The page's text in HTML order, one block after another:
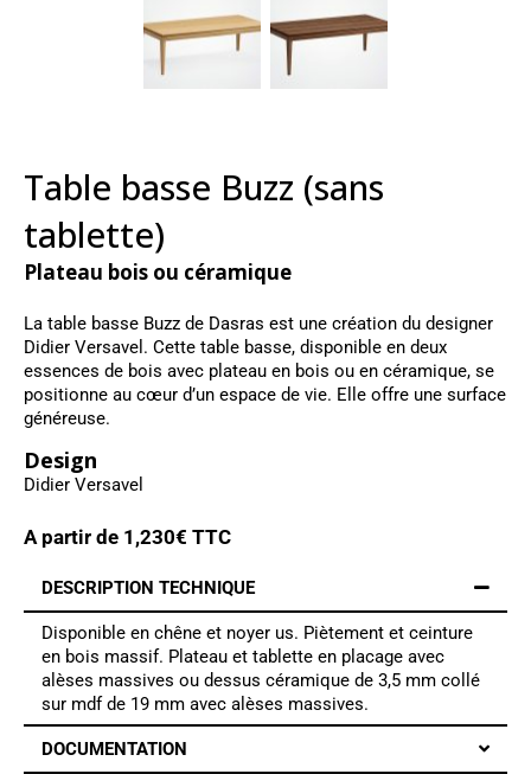
Table basse Buzz (sans
tablette)
Plateau bois ou céramique
La table basse Buzz de Dasras est une création du designer
Didier Versavel. Cette table basse, disponible en deux
essences de bois avec plateau en bois ou en céramique, se
positionne au cœur d’un espace de vie. Elle offre une surface
généreuse.
Design
Didier Versavel
A partir de 1,230€ TTC
DESCRIPTION TECHNIQUE
Disponible en chêne et noyer us. Piètement et ceinture
en bois massif. Plateau et tablette en placage avec
alèses massives ou dessus céramique de 3,5 mm collé
sur mdf de 19 mm avec alèses massives.
DOCUMENTATION